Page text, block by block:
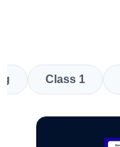
Class 1